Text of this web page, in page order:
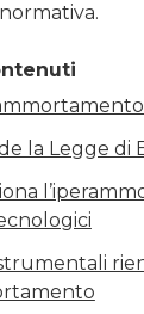
la Legge di